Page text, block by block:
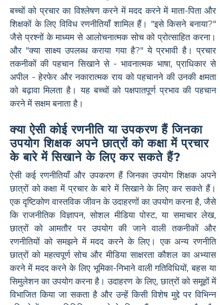
बच्चों को प्रचार का विश्लेषण करने में मदद करने में माता-पिता और
शिक्षकों के लिए विविध रणनीतियाँ शामिल हैं। "इसे किसने बनाया?"
जैसे प्रश्नों के माध्यम से आलोचनात्मक सोच को प्रोत्साहित करना।
और "क्या साक्ष्य उपलब्ध कराया गया है?" ये प्रभावी है। प्रचार
तकनीकों की पहचान सिखाने से - भावनात्मक भाषा, प्राधिकार से
अपील - हेरफेर और नकारात्मक राय को पहचानने की उनकी क्षमता
को बढ़ावा मिलता है। यह बच्चों को पक्षपातपूर्ण प्रभाव की पहचान
करने में सक्षम बनाता है।
क्या ऐसी कोई रणनीति या उपकरण हैं जिनका
उपयोग शिक्षक अपने छात्रों को कक्षा में प्रचार
के बारे में सिखाने के लिए कर सकते हैं?
ऐसी कई रणनीतियाँ और उपकरण हैं जिनका उपयोग शिक्षक अपने
छात्रों को कक्षा में प्रचार के बारे में सिखाने के लिए कर सकते हैं।
एक दृष्टिकोण वास्तविक जीवन के उदाहरणों का उपयोग करना है, जैसे
कि राजनीतिक विज्ञापन, सोशल मीडिया पोस्ट, या समाचार लेख,
छात्रों को आमतौर पर उपयोग की जाने वाली तकनीकों और
रणनीतियों को समझने में मदद करने के लिए। एक अन्य रणनीति
छात्रों को महत्वपूर्ण सोच और मीडिया साक्षरता कौशल का अभ्यास
करने में मदद करने के लिए भूमिका-निभाने वाली गतिविधियों, बहस या
सिमुलेशन का उपयोग करना है। उदाहरण के लिए, छात्रों को समूहों में
विभाजित किया जा सकता है और उन्हें किसी विशेष मुद्दे पर विभिन्न